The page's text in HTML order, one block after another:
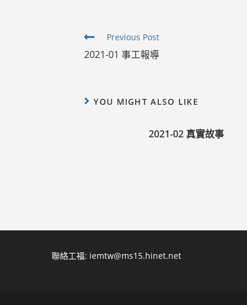
Read
articles
Previous Post
2021-01 事工報導
YOU MIGHT ALSO LIKE
2021-02 真實故事
聯絡工福: iemtw@ms15.hinet.net